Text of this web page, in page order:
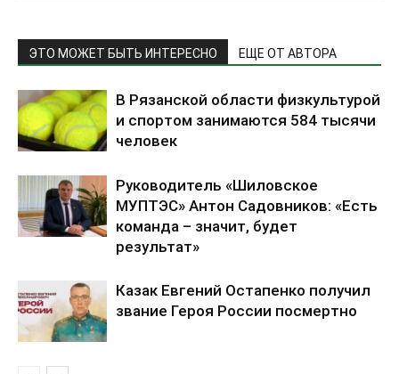
ЭТО МОЖЕТ БЫТЬ ИНТЕРЕСНО ЕЩЕ ОТ АВТОРА
В Рязанской области физкультурой
и спортом занимаются 584 тысячи
человек
Руководитель «Шиловское
МУПТЭС» Антон Садовников: «Есть
команда – значит, будет
результат»
Казак Евгений Остапенко получил
звание Героя России посмертно